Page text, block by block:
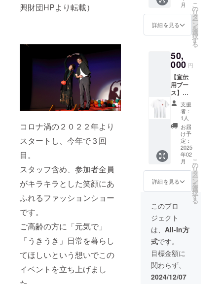
興財団HPより転載）
コロナ渦の２０２２年より
スタートし、今年で３回
目。
スタッフ含め、参加者全員
がキラキラとした笑顔にあ
ふれるファッションショー
です。
ご高齢の方に「元気で」
「うきうき」日常を暮らし
てほしいという想いでこの
イベントを立ち上げまし
ます。
・掲載
方法：
ナーの
掲載は
不可 ・
支援
時、必
ず備考
欄に希
望され
るお名
前をご
記入く
ださ
い。
クネー
ム）を
掲載し
ます。
・掲載
ロゴ／
バナー
の掲載
可（事
前提出
をお願
いしま
す） ・
支援
時、必
ず備考
欄に希
望され
るお名
前と連
絡先を
ご記入
【お名
前掲
載】 作
成する
フォト
ブック
に、支
援者様
のお名
前
月
詳細を見る
こ
の
リ
タ
ー
ン
を
選
択
す
る
50,
000 円
【宣伝
用ブー
ス】
ショー
当日の
待合場
所に、
お名前
掲載、
ポス
ターな
どの広
告の貼
付、観
客の皆
様対象
の宣伝
用ブー
スの提
供（ス
タッフ
のお手
伝い不
可） ・
事前打
ち合わ
せをさ
支援
者：
1人
お届
け予
定：
2025
年02
月
詳細を見る
こ
の
リ
タ
ー
ン
を
選
択
す
る
このプロ
ジェクト
は、 All-In方
式です。
目標金額に
関わらず、
2024/12/07